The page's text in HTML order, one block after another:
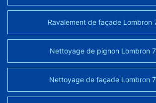
Ravalement de façade Lombron
Nettoyage de pignon Lombron
Nettoyage de façade Lombron